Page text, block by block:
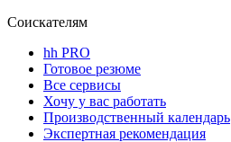
Соискателям
hh PRO
Готовое резюме
Все сервисы
Хочу у вас работать
Производственный календарь
Экспертная рекомендация